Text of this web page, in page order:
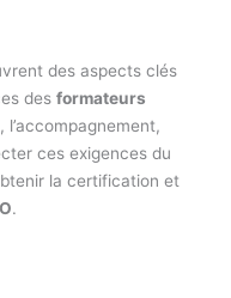
des aspects clés
desformateurs
l’accompagnement,
ces exigences du
la certification et
.